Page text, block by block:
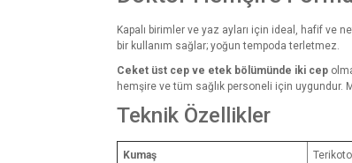
Kapalı birimler ve yaz ayları için ideal, hafif ve
bir kullanım sağlar; yoğun tempoda terletmez.
Ceket üst cep ve etek bölümünde iki cep
hemşire ve tüm sağlık personeli için uygundur.
Teknik Özellikler
Kumaş